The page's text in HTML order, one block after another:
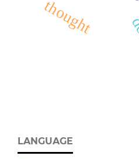
thought
LANGUAGE